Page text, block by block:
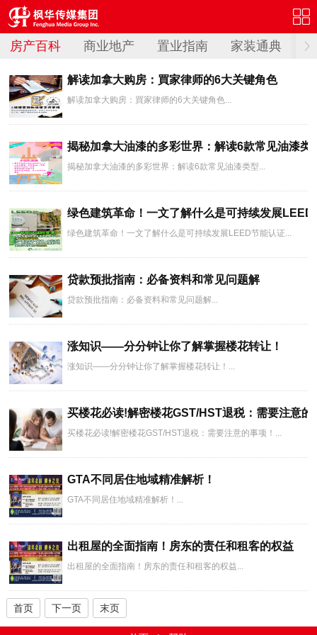
房产百科 商业地产 置业指南 家装通典
解读加拿大购房：買家律师的6大关键角色
解读加拿大购房：買家律师的6大关键角色...
揭秘加拿大油漆的多彩世界：解读6款常见油漆类
揭秘加拿大油漆的多彩世界：解读6款常见油漆类型...
绿色建筑革命！一文了解什么是可持续发展LEED
绿色建筑革命！一文了解什么是可持续发展LEED节能认证...
贷款预批指南：必备资料和常见问题解
贷款预批指南：必备资料和常见问题解...
涨知识——分分钟让你了解掌握楼花转让！
涨知识——分分钟让你了解掌握楼花转让！...
买楼花必读!解密楼花GST/HST退税：需要注意的
买楼花必读!解密楼花GST/HST退税：需要注意的事项！...
GTA不同居住地域精准解析！
GTA不同居住地域精准解析！...
出租屋的全面指南！房东的责任和租客的权益
出租屋的全面指南！房东的责任和租客的权益...
首页 下一页 末页